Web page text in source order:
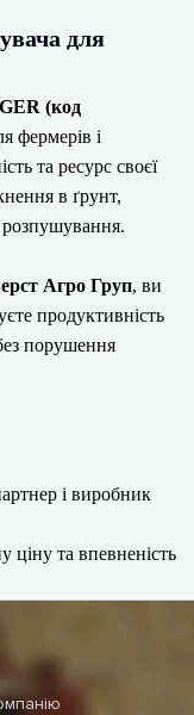
для
(код
фермерів і
та ресурс своєї
в ґрунт,
розпушування.
Агро Груп, ви
продуктивність
порушення
і виробник
ціну та впевненість